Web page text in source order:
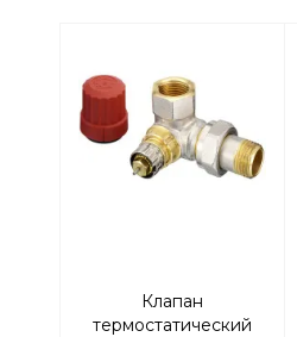
Клапан
термостатический